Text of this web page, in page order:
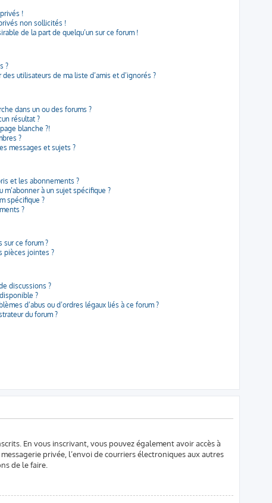
!
non sollicités !
de la part de quelqu’un sur ce forum !
?
utilisateurs de ma liste d’amis et d’ignorés ?
dans un ou des forums ?
résultat ?
blanche ?!
?
messages et sujets ?
et les abonnements ?
à un sujet spécifique ?
spécifique ?
?
ce forum ?
pièces jointes ?
discussions ?
?
d’abus ou d’ordres légaux liés à ce forum ?
du forum ?
En vous inscrivant, vous pouvez également avoir accès à
privée, l’envoi de courriers électroniques aux autres
de le faire.